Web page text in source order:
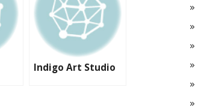
Indigo Art Studio